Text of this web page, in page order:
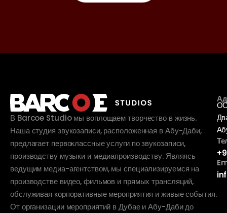
В Barcoe Studio мы воплощаем творчество в жизнь.
Наша студия звукозаписи, расположенная в Абу-Даби,
предлагает первоклассные услуги по звукозаписи,
производству музыки и медиапроизводству. Являясь
ведущим медиа-агентством, мы специализируемся на
производстве видео, фильмов и прямых трансляций,
обслуживая корпоративные мероприятия и живые события.
От организации мероприятий в Дубае и Абу-Даби до